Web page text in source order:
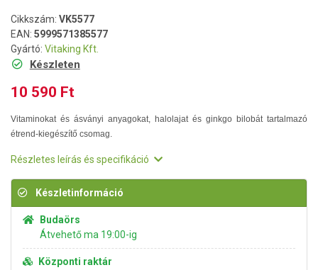
Cikkszám: VK5577
EAN: 5999571385577
Gyártó: Vitaking Kft.
Készleten
10 590 Ft
Vitaminokat és ásványi anyagokat, halolajat és ginkgo bilobát tartalmazó
étrend-kiegészítő csomag.
Részletes leírás és specifikáció
Készletinformáció
Budaörs
Átvehető ma 19:00-ig
Központi raktár